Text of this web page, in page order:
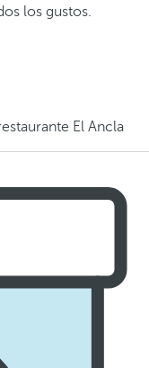
los gustos.
El Ancla